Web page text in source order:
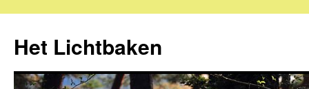
de
inhoud
Het Lichtbaken